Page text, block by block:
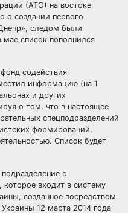
(АТО) на востоке
о создании первого
следом были
мае список пополнился
содействия
информацию (на 1
и других
о том, что в настоящее
спецподразделений
формирований,
Список будет
с
входит в систему
созданное посредством
12 марта 2014 года